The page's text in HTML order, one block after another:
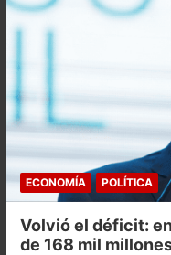
ECONOMÍA POLÍTICA
Volvió el déficit:
de 168 mil